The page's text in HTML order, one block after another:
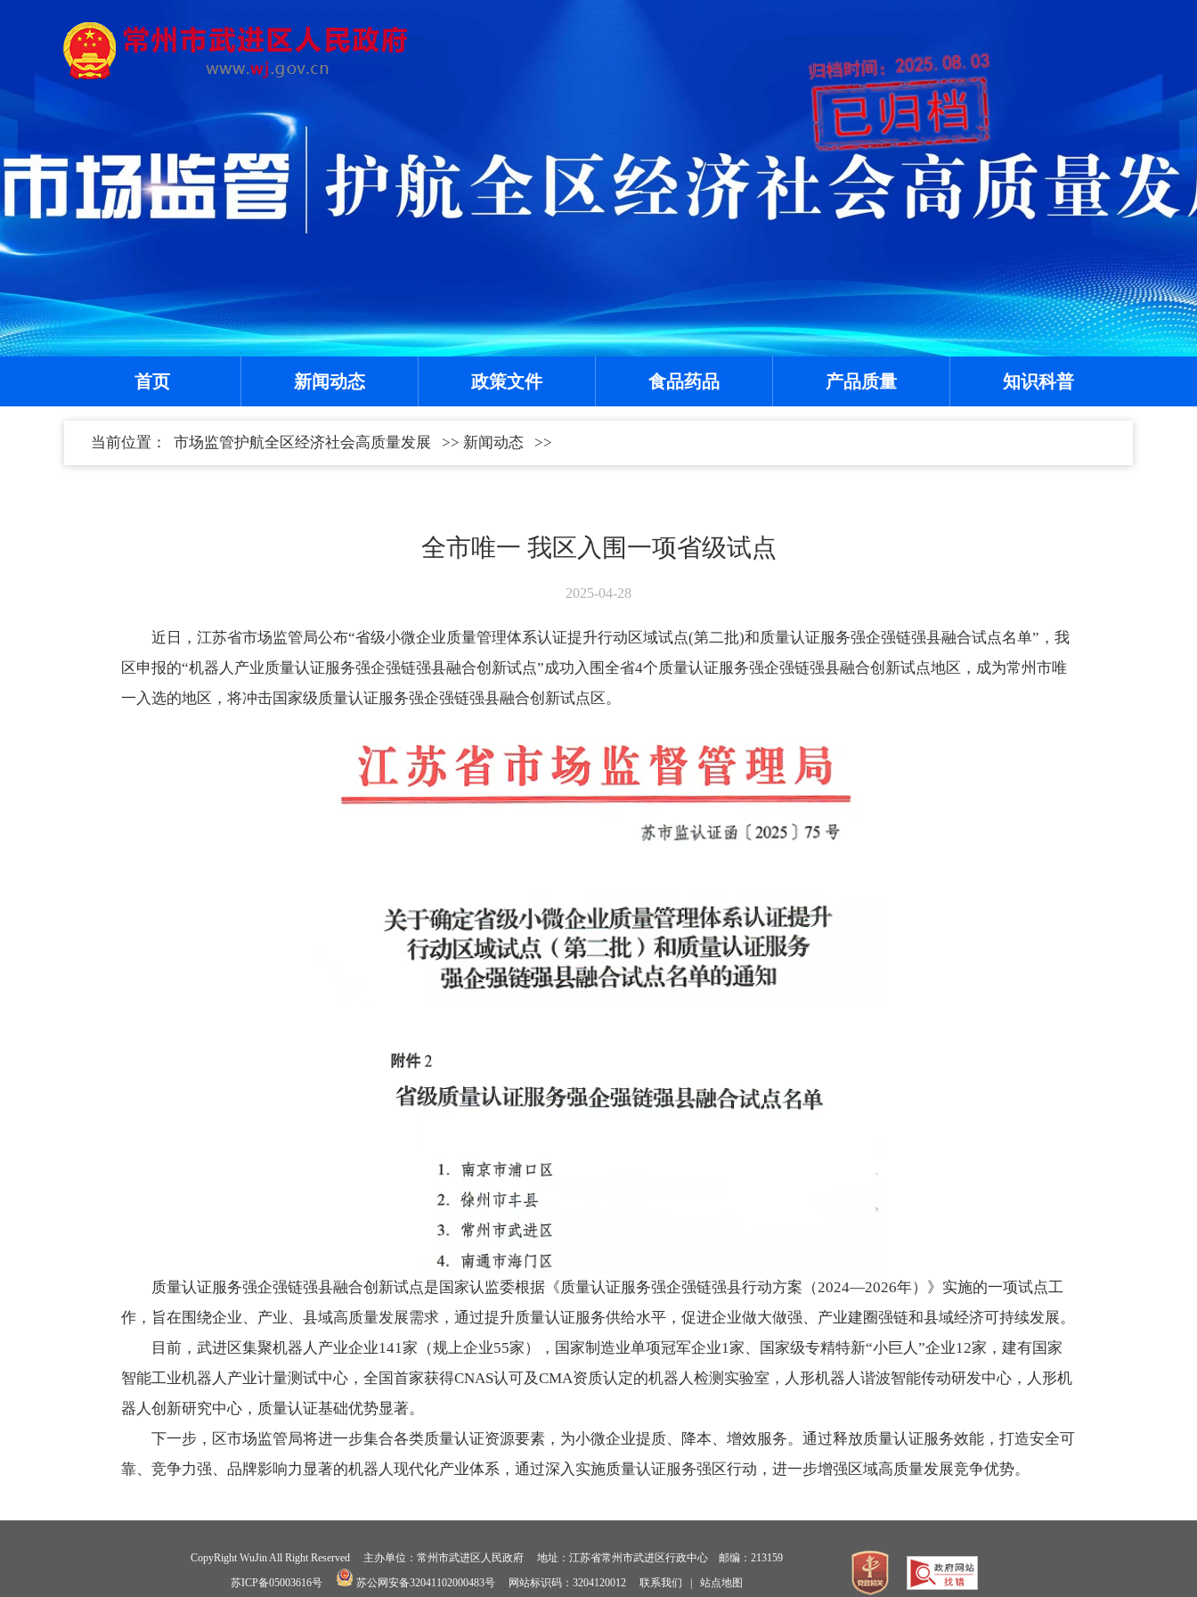
首页 新闻动态 政策文件 食品药品 产品质量 知识科普
当前位置： 市场监管护航全区经济社会高质量发展 >> 新闻动态 >>
全市唯一 我区入围一项省级试点
2025-04-28
近日，江苏省市场监管局公布“省级小微企业质量管理体系认证提升行动区域试点(第二批)和质量认证服务强企强链强县融合试点名单”，我
区申报的“机器人产业质量认证服务强企强链强县融合创新试点”成功入围全省4个质量认证服务强企强链强县融合创新试点地区，成为常州市唯
一入选的地区，将冲击国家级质量认证服务强企强链强县融合创新试点区。
质量认证服务强企强链强县融合创新试点是国家认监委根据《质量认证服务强企强链强县行动方案（2024—2026年）》实施的一项试点工
作，旨在围绕企业、产业、县域高质量发展需求，通过提升质量认证服务供给水平，促进企业做大做强、产业建圈强链和县域经济可持续发展。
目前，武进区集聚机器人产业企业141家（规上企业55家），国家制造业单项冠军企业1家、国家级专精特新“小巨人”企业12家，建有国家
智能工业机器人产业计量测试中心，全国首家获得CNAS认可及CMA资质认定的机器人检测实验室，人形机器人谐波智能传动研发中心，人形机
器人创新研究中心，质量认证基础优势显著。
下一步，区市场监管局将进一步集合各类质量认证资源要素，为小微企业提质、降本、增效服务。通过释放质量认证服务效能，打造安全可
靠、竞争力强、品牌影响力显著的机器人现代化产业体系，通过深入实施质量认证服务强区行动，进一步增强区域高质量发展竞争优势。
CopyRight WuJin All Right Reserved 主办单位：常州市武进区人民政府 地址：江苏省常州市武进区行政中心 邮编：213159
苏ICP备05003616号
苏公网安备32041102000483号 网站标识码：3204120012 联系我们 站点地图